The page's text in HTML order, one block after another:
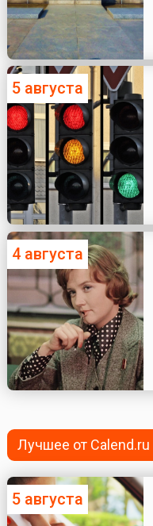
5 августа
4 августа
Лучшее от Calend.ru
5 августа